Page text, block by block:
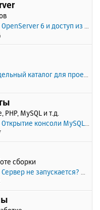
OpenServer 6 и доступ из …
каталог для проекто…
MySQL и т.д.
консоли MySQL по…
сборки
не запускается? Пи…